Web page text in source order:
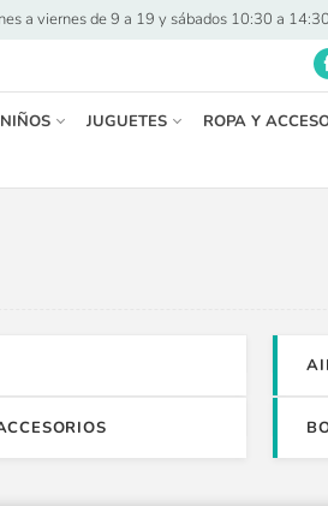
a viernes de 9 a 19 y sábados 10:30 a
NIÑOS JUGUETES ROPA Y